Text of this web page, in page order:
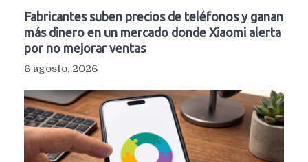
Fabricantes suben precios de teléfonos y ganan
más dinero en un mercado donde Xiaomi alerta
por no mejorar ventas
6 agosto, 2026